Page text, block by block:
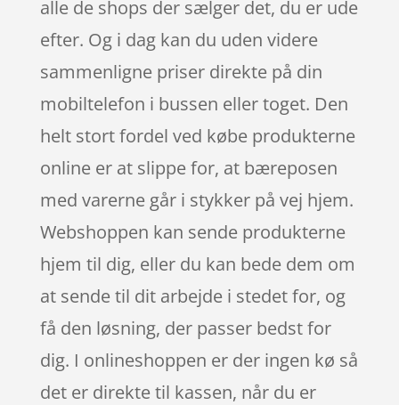
alle de shops der sælger det, du er ude
efter. Og i dag kan du uden videre
sammenligne priser direkte på din
mobiltelefon i bussen eller toget. Den
helt stort fordel ved købe produkterne
online er at slippe for, at bæreposen
med varerne går i stykker på vej hjem.
Webshoppen kan sende produkterne
hjem til dig, eller du kan bede dem om
at sende til dit arbejde i stedet for, og
få den løsning, der passer bedst for
dig. I onlineshoppen er der ingen kø så
det er direkte til kassen, når du er